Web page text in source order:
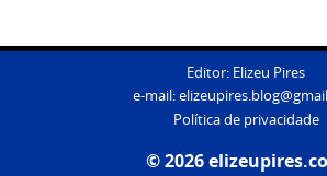
Editor: Elizeu Pires
e-mail:
Política de privacidade
© 2026